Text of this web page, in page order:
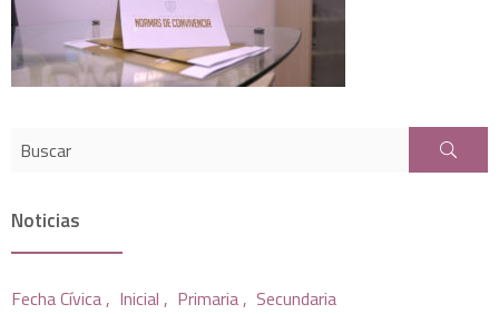
Noticias
Fecha Cívica , Inicial , Primaria , Secundaria